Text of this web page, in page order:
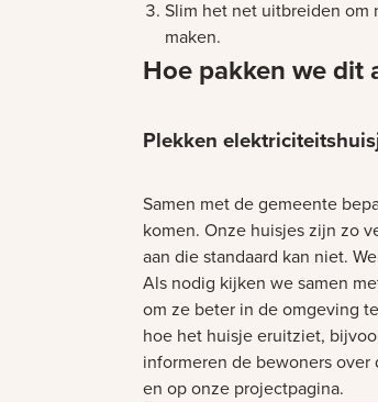
Slim het net uitbreiden
maken.
Hoe pakken we dit
Plekken
Samen met de gemeente
komen. Onze huisjes zijn zo
aan die standaard kan niet.
Als nodig kijken we samen
om ze beter in de omgeving
hoe het huisje eruitziet,
informeren de bewoners
en op onze projectpagina.